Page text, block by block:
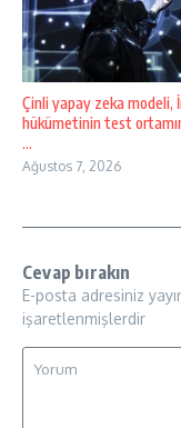
Çinli yapay zeka modeli,
hükümetinin test
...
Ağustos 7, 2026
Cevap bırakın
E-posta adresiniz
işaretlenmişlerdir